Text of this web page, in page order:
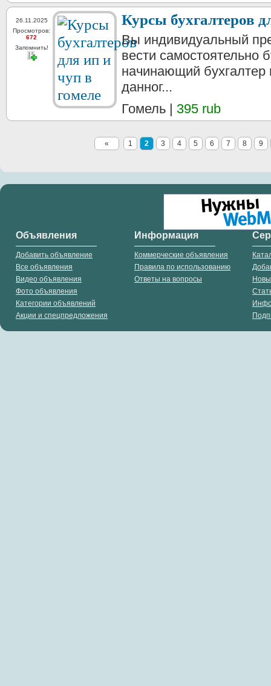
26.11.2025
Просмотров:
672
Запомнить!
Курсы бухгалтеров
Вы индивидуальный
вести самостоятельно
начинающий бухгалтер
данног...
Гомель | 395 rub
« 1 2 3 4 5 6 7 8 9
Объявления
Добавить объявление
Все объявления
Видео объявления
Фото объявления
Категории объявлений
Акции и спецпредложения
Информация
Коммерческие объявления
Правила по использованию
Ответы на вопросы